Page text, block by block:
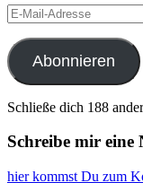
E-
Mail-
Adresse
Abonnieren
Schließe dich 188
Schreibe mir eine
hier kommst Du zum